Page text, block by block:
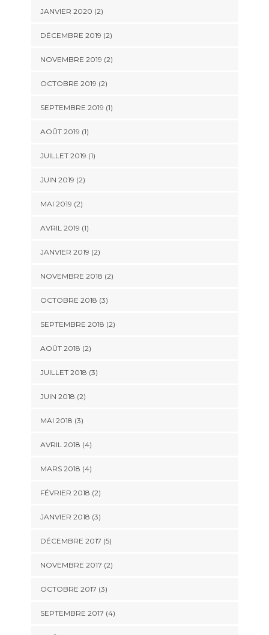
JANVIER 2020 (2)
DÉCEMBRE 2019 (2)
NOVEMBRE 2019 (2)
OCTOBRE 2019 (2)
SEPTEMBRE 2019 (1)
AOÛT 2019 (1)
JUILLET 2019 (1)
JUIN 2019 (2)
MAI 2019 (2)
AVRIL 2019 (1)
JANVIER 2019 (2)
NOVEMBRE 2018 (2)
OCTOBRE 2018 (3)
SEPTEMBRE 2018 (2)
AOÛT 2018 (2)
JUILLET 2018 (3)
JUIN 2018 (2)
MAI 2018 (3)
AVRIL 2018 (4)
MARS 2018 (4)
FÉVRIER 2018 (2)
JANVIER 2018 (3)
DÉCEMBRE 2017 (5)
NOVEMBRE 2017 (2)
OCTOBRE 2017 (3)
SEPTEMBRE 2017 (4)